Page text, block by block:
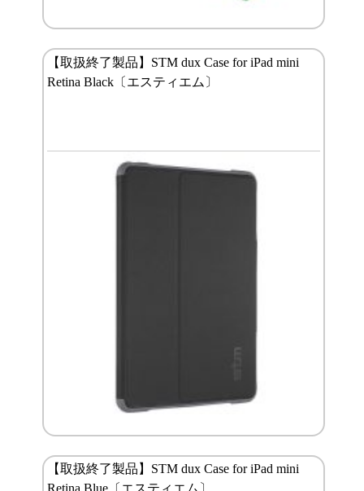
【取扱終了製品】STM dux Case for iPad mini
Retina Black〔エスティエム〕
【取扱終了製品】STM dux Case for iPad mini